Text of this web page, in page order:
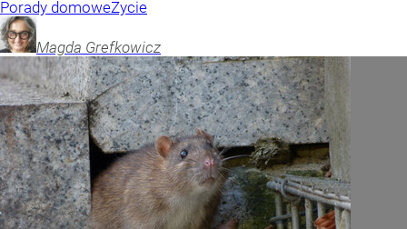
Porady domoweŻycie
Magda Grefkowicz